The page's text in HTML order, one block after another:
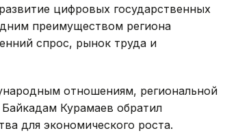
цифровых государственных
преимуществом региона
спрос, рынок труда и
отношениям, региональной
Курамаев обратил
для экономического роста.